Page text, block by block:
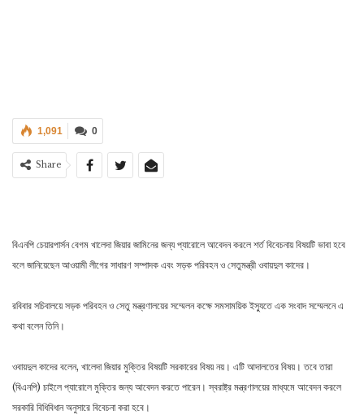
0
1,091
Share
বিএনপি চেয়ারপার্সন বেগম খালেদা জিয়ার জামিনের জন্য প্যারোলে আবেদন করলে শর্ত বিবেচনায় বিষয়টি ভাবা হবে
বলে জানিয়েছেন আওয়ামী লীগের সাধারণ সম্পাদক এবং সড়ক পরিবহন ও সেতুমন্ত্রী ওবায়দুল কাদের।
রবিবার সচিবালয়ে সড়ক পরিবহন ও সেতু মন্ত্রণালয়ের সম্মেলন কক্ষে সমসাময়িক ইস্যুতে এক সংবাদ সম্মেলনে এ
কথা বলেন তিনি।
ওবায়দুল কাদের বলেন, খালেদা জিয়ার মুক্তির বিষয়টি সরকারের বিষয় নয়। এটি আদালতের বিষয়। তবে তারা
(বিএনপি) চাইলে প্যারোলে মুক্তির জন্য আবেদন করতে পারেন। স্বরাষ্ট্র মন্ত্রণালয়ের মাধ্যমে আবেদন করলে
সরকারি বিধিবিধান অনুসারে বিবেচনা করা হবে।